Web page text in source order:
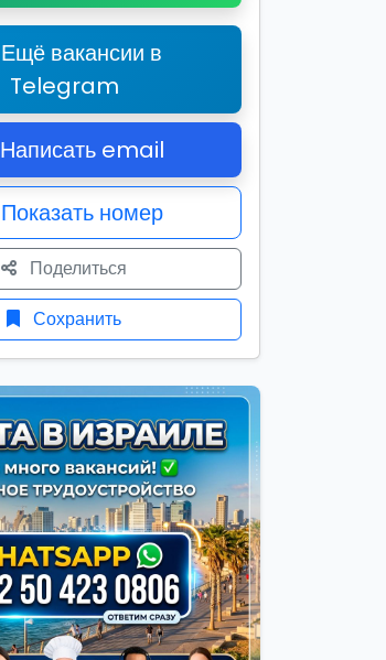
Ещё вакансии в
Telegram
Написать email
Показать номер
Поделиться
Сохранить